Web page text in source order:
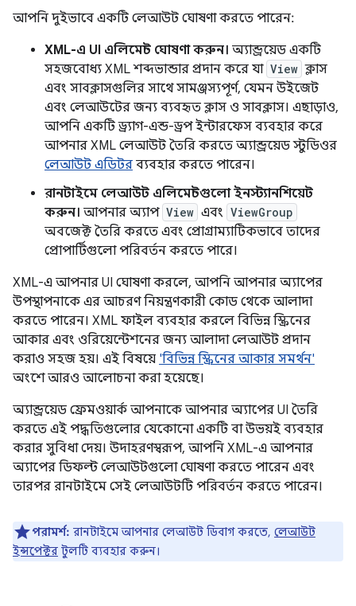
আপনি দুইভাবে একটি লেআউট ঘোষণা করতে পারেন:
XML-এ UI এলিমেন্ট ঘোষণা করুন। অ্যান্ড্রয়েড একটি
সহজবোধ্য XML শব্দভান্ডার প্রদান করে যা View ক্লাস
এবং সাবক্লাসগুলির সাথে সামঞ্জস্যপূর্ণ, যেমন উইজেট
এবং লেআউটের জন্য ব্যবহৃত ক্লাস ও সাবক্লাস। এছাড়াও,
আপনি একটি ড্র্যাগ-এন্ড-ড্রপ ইন্টারফেস ব্যবহার করে
আপনার XML লেআউট তৈরি করতে অ্যান্ড্রয়েড স্টুডিওর
লেআউট এডিটর ব্যবহার করতে পারেন।
রানটাইমে লেআউট এলিমেন্টগুলো ইনস্ট্যানশিয়েট
করুন। আপনার অ্যাপ View এবং ViewGroup
অবজেক্ট তৈরি করতে এবং প্রোগ্রাম্যাটিকভাবে তাদের
প্রোপার্টিগুলো পরিবর্তন করতে পারে।
XML-এ আপনার UI ঘোষণা করলে, আপনি আপনার অ্যাপের
উপস্থাপনাকে এর আচরণ নিয়ন্ত্রণকারী কোড থেকে আলাদা
করতে পারেন। XML ফাইল ব্যবহার করলে বিভিন্ন স্ক্রিনের
আকার এবং ওরিয়েন্টেশনের জন্য আলাদা লেআউট প্রদান
করাও সহজ হয়। এই বিষয়ে 'বিভিন্ন স্ক্রিনের আকার সমর্থন'
অংশে আরও আলোচনা করা হয়েছে।
অ্যান্ড্রয়েড ফ্রেমওয়ার্ক আপনাকে আপনার অ্যাপের UI তৈরি
করতে এই পদ্ধতিগুলোর যেকোনো একটি বা উভয়ই ব্যবহার
করার সুবিধা দেয়। উদাহরণস্বরূপ, আপনি XML-এ আপনার
অ্যাপের ডিফল্ট লেআউটগুলো ঘোষণা করতে পারেন এবং
তারপর রানটাইমে সেই লেআউটটি পরিবর্তন করতে পারেন।
পরামর্শ: রানটাইমে আপনার লেআউট ডিবাগ করতে, লেআউট
ইন্সপেক্টর টুলটি ব্যবহার করুন।